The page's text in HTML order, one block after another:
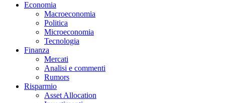
Economia
Macroeconomia
Politica
Microeconomia
Tecnologia
Finanza
Mercati
Analisi e commenti
Rumors
Risparmio
Asset Allocation